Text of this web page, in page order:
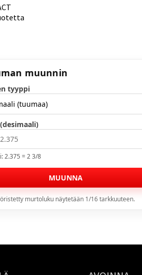
muunnin
tyyppi
2.375 = 2 3/8
MUUNNA
murtoluku näytetään 1/16 tarkkuuteen.